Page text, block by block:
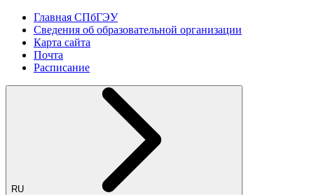
Главная СПбГЭУ
Сведения об образовательной организации
Карта сайта
Почта
Расписание
RU